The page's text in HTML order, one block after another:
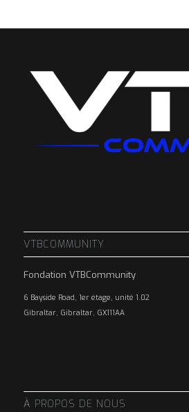
VTBCOMMUNITY
Fondation VTBCommunity
6 Bayside Road, 1er étage, unité 1.02
Gibraltar, Gibraltar, GX111AA
À PROPOS DE NOUS